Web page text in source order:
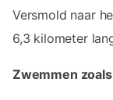
Versmold naar
6,3 kilometer
Zwemmen